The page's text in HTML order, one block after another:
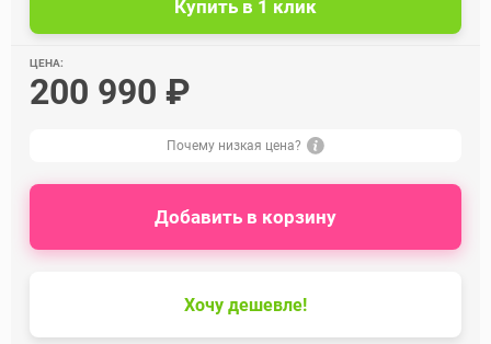
ЦЕНА:
200 990 ₽
Почему низкая цена?
Хочу дешевле!
Добавить в корзину